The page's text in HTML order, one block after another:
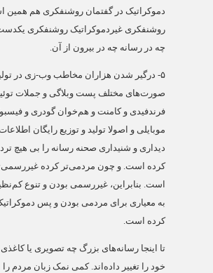
دموکراتیک در گفتمان روشنفکری هم همین
روشنفکری غیردموکراتیک روشنفکری
چه در رسانه چه در بیرون از آن.
۵- درگیر شدن هزاران مخاطب وب-زی در
صورت‌های مختلف پست وبلاگی و جملات
فرندفیدی و کامنت و هم‌خوان گودری و
موبایلی و اصولا تولید و توزیع رایگان
دیداری و شنیداری صحنه رسانه را بی هیچ
کرده است. و چون مردمی‌تر کرده
است. بنابراین، غیررسمی بودن و تنوع
به معیاری برای مردمی بودن و پس
کرده است.
تا اینجا رسانه‌های بزرگ چه تصویری یا
خود را تغییر داده‌اند. کمی نمک زبان مردم